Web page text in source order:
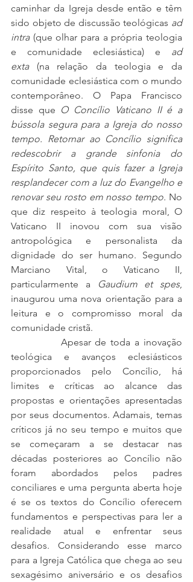
caminhar da Igreja desde então e têm
sido objeto de discussão teológicas ad
intra (que olhar para a própria teologia
e comunidade eclesiástica) e ad
exta (na relação da teologia e da
comunidade eclesiástica com o mundo
contemporâneo. O Papa Francisco
disse que O Concílio Vaticano II é a
bússola segura para a Igreja do nosso
tempo. Retornar ao Concílio significa
redescobrir a grande sinfonia do
Espírito Santo, que quis fazer a Igreja
resplandecer com a luz do Evangelho e
renovar seu rosto em nosso tempo. No
que diz respeito à teologia moral, O
Vaticano II inovou com sua visão
antropológica e personalista da
dignidade do ser humano. Segundo
Marciano Vital, o Vaticano II,
particularmente a
Gaudium et spes,
inaugurou uma nova orientação para a
leitura e o compromisso moral da
comunidade cristã.
Apesar de toda a inovação
teológica e avanços eclesiásticos
proporcionados pelo Concílio, há
limites e críticas ao alcance das
propostas e orientações apresentadas
por seus documentos. Adamais, temas
críticos já no seu tempo e muitos que
se começaram a se destacar nas
décadas posteriores ao Concílio não
foram abordados pelos padres
conciliares e uma pergunta aberta hoje
é se os textos do Concílio oferecem
fundamentos e perspectivas para ler a
realidade atual e enfrentar seus
desafios. Considerando esse marco
para a Igreja Católica que chega ao seu
sexagésimo aniversário e os desafios